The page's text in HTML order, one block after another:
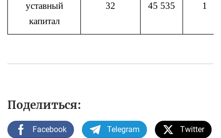
уставный
капитал
32 45 535 1
Поделиться:
Facebook Telegram Twitter